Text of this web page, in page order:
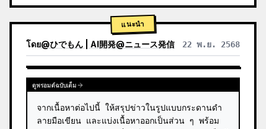
แนะนำ
โดย@ひでもん | AI開発@ニュース発信 22 พ.ย. 2568
ดูผลลัพธ์จากโมเดลอื่น
ดูพรอมต์ฉบับเต็ม
จากเนื้อหาต่อไปนี้ ให้สรุปข่าวในรูปแบบกระดานดำ
ลายมือเขียน และแบ่งเนื้อหาออกเป็นส่วน ๆ พร้อม